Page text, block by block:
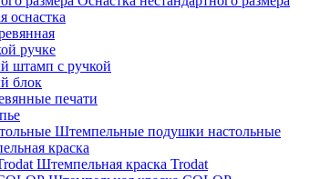
оснастка
ручке
штамп с ручкой
блок
печати
Штемпельные подушки настольные
краска
Штемпельная краска Trodat